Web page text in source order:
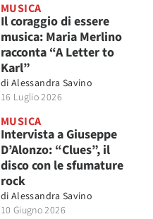
MUSICA
Il coraggio di essere
musica: Maria Merlino
racconta “A Letter to
Karl”
di Alessandra Savino
16 Luglio 2026
MUSICA
Intervista a Giuseppe
D’Alonzo: “Clues”, il
disco con le sfumature
rock
di Alessandra Savino
10 Giugno 2026